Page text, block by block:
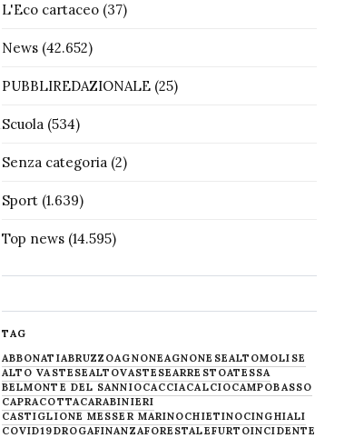
L'Eco cartaceo(37)
News(42.652)
PUBBLIREDAZIONALE(25)
Scuola(534)
Senza categoria(2)
Sport(1.639)
Top news(14.595)
TAG
ABBONATIABRUZZOAGNONEAGNONESEALTOMOLISE
ALTO VASTESEALTOVASTESEARRESTOATESSA
BELMONTE DEL SANNIOCACCIACALCIOCAMPOBASSO
CAPRACOTTACARABINIERI
CASTIGLIONE MESSER MARINOCHIETINOCINGHIALI
COVID19DROGAFINANZAFORESTALEFURTOINCIDENTE